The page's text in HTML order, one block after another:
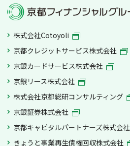
株式会社Cotoyoli
京都クレジットサービス株式会社
京銀カードサービス株式会社
京銀リース株式会社
株式会社京都総研コンサルティング
京銀証券株式会社
京都キャピタルパートナーズ株式会社
きょうと事業再生債権回収株式会社